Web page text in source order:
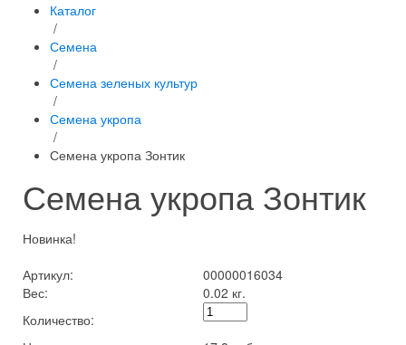
Каталог
/
Семена
/
Семена зеленых культур
/
Семена укропа
/
Семена укропа Зонтик
Семена укропа Зонтик
Новинка!
Артикул:
00000016034
Вес:
0.02 кг.
Количество: